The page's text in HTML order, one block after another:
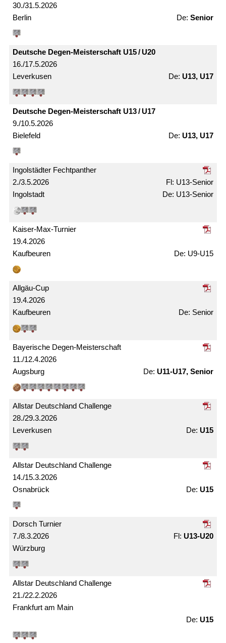
30./31.5.2026
Berlin Senior
16./17.5.2026
Deutsche Degen-Meister­schaft U15 / U20
Leverkusen U13, U17
9./10.5.2026
Deutsche Degen-Meister­schaft U13 / U17
Bielefeld U13, U17
2./3.5.2026
Ingolstädter Fechtpanther
Ingolstadt
U13-Senior
U13-Senior
19.4.2026
Kaiser-Max-Turnier
Kaufbeuren U9-U15
19.4.2026
Allgäu-Cup
Kaufbeuren Senior
11./12.4.2026
Bayerische Degen-Meister­schaft
Augsburg U11-U17, Senior
28./29.3.2026
Allstar Deutschland Challenge
Leverkusen U15
14./15.3.2026
Allstar Deutschland Challenge
Osnabrück U15
7./8.3.2026
Dorsch Turnier
Würzburg
U13-U20
21./22.2.2026
Allstar Deutschland Challenge
Frankfurt am Main
U15